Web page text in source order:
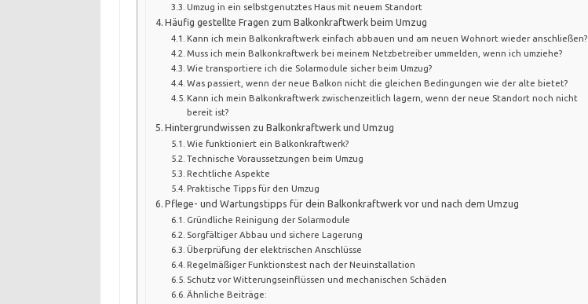
Umzug in ein selbstgenutztes Haus mit neuem Standort
Häufig gestellte Fragen zum Balkonkraftwerk beim Umzug
Kann ich mein Balkonkraftwerk einfach abbauen und am neuen Wohnort wieder anschließen?
Muss ich mein Balkonkraftwerk bei meinem Netzbetreiber ummelden, wenn ich umziehe?
Wie transportiere ich die Solarmodule sicher beim Umzug?
Was passiert, wenn der neue Balkon nicht die gleichen Bedingungen wie der alte bietet?
Kann ich mein Balkonkraftwerk zwischenzeitlich lagern, wenn der neue Standort noch nicht
bereit ist?
Hintergrundwissen zu Balkonkraftwerk und Umzug
Wie funktioniert ein Balkonkraftwerk?
Technische Voraussetzungen beim Umzug
Rechtliche Aspekte
Praktische Tipps für den Umzug
Pflege- und Wartungstipps für dein Balkonkraftwerk vor und nach dem Umzug
Gründliche Reinigung der Solarmodule
Sorgfältiger Abbau und sichere Lagerung
Überprüfung der elektrischen Anschlüsse
Regelmäßiger Funktionstest nach der Neuinstallation
Schutz vor Witterungseinflüssen und mechanischen Schäden
Ähnliche Beiträge: